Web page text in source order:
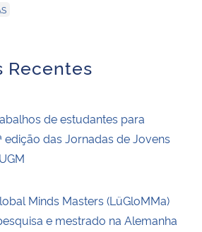
Recentes
de estudantes para
edição das Jornadas de Jovens
Minds Masters (LüGloMMa)
e mestrado na Alemanha